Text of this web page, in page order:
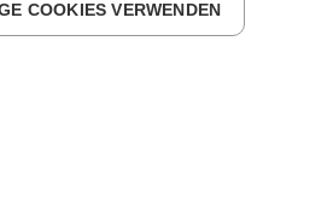
JETZT BUCHEN
COOKIES VERWENDEN